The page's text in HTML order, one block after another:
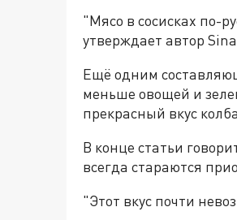
"Мясо в сосисках по-
утверждает автор
Ещё одним
меньше овощей и
прекрасный вкус
В конце статьи
всегда стараются
"Этот вкус почти